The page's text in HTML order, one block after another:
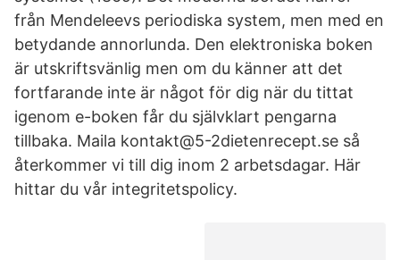
från Mendeleevs periodiska system, men med en
betydande annorlunda. Den elektroniska boken
är utskriftsvänlig men om du känner att det
fortfarande inte är något för dig när du tittat
igenom e-boken får du självklart pengarna
tillbaka. Maila kontakt@5-2dietenrecept.se så
återkommer vi till dig inom 2 arbetsdagar. Här
hittar du vår integritetspolicy.